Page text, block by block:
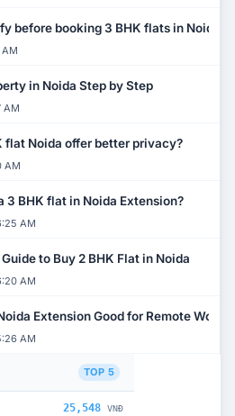
before booking 3 BHK flats in Noida?
in Noida Step by Step
AM
flat Noida offer better privacy?
AM
3 BHK flat in Noida Extension?
AM
to Buy 2 BHK Flat in Noida
AM
Extension Good for Remote Work?
AM
TOP 5
25,548 VNĐ